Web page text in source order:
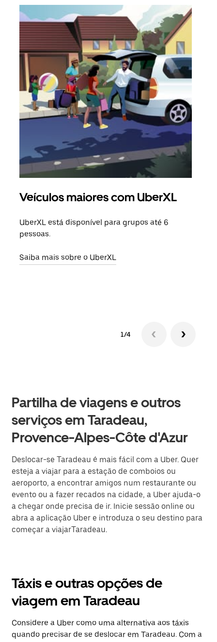
Veículos maiores com UberXL
UberXL está disponível para grupos até 6
pessoas.
Saiba mais sobre o UberXL
1/4
Partilha de viagens e outros
serviços em Taradeau,
Provence-Alpes-Côte d'Azur
Deslocar-se Taradeau é mais fácil com a Uber. Quer
esteja a viajar para a estação de comboios ou
aeroporto, a encontrar amigos num restaurante ou
evento ou a fazer recados na cidade, a Uber ajuda-o
a chegar onde precisa de ir. Inicie sessão online ou
abra a aplicação Uber e introduza o seu destino para
começar a viajarTaradeau.
Táxis e outras opções de
viagem em Taradeau
Considere a Uber como uma alternativa aos táxis
quando precisar de se deslocar em Taradeau. Com a